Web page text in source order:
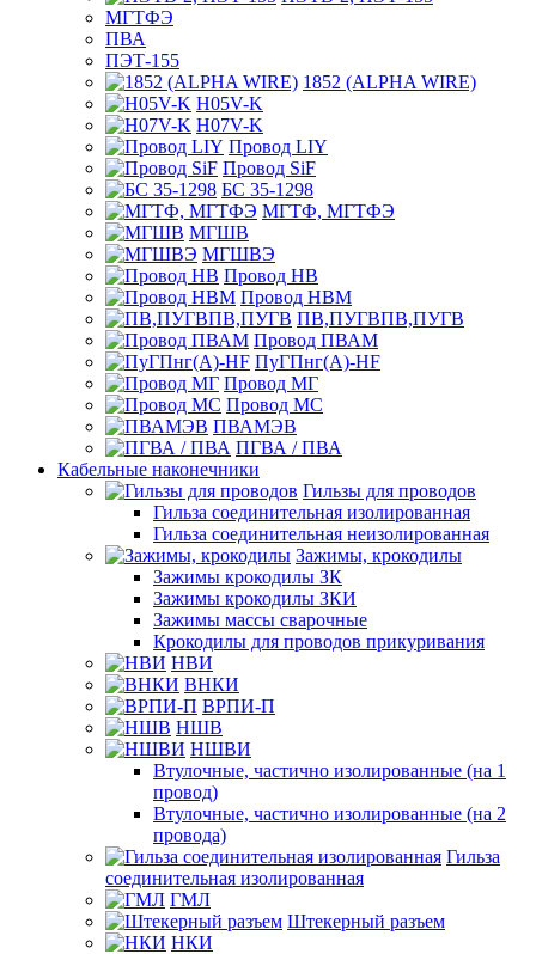
МГТФЭ
ПВА
ПЭТ-155
1852 (ALPHA WIRE)
H05V-K
H07V-K
Провод LIY
Провод SiF
БС 35-1298
МГТФ, МГТФЭ
МГШВ
МГШВЭ
Провод НВ
Провод НВМ
ПВ,ПУГВПВ,ПУГВ
Провод ПВАМ
ПуГПнг(A)-HF
Провод МГ
Провод МС
ПВАМЭВ
ПГВА / ПВА
Кабельные наконечники
Гильзы для проводов
Гильза соединительная изолированная
Гильза соединительная неизолированная
Зажимы, крокодилы
Зажимы крокодилы ЗК
Зажимы крокодилы ЗКИ
Зажимы массы сварочные
Крокодилы для проводов прикуривания
НВИ
ВНКИ
ВРПИ-П
НШВ
НШВИ
Втулочные, частично изолированные (на 1
провод)
Втулочные, частично изолированные (на 2
провода)
Гильза
соединительная изолированная
ГМЛ
Штекерный разъем
НКИ